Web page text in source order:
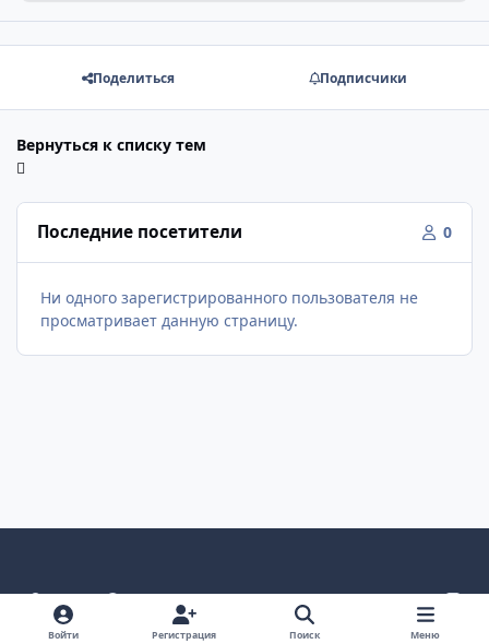
Поделиться Подписчики
Вернуться к списку тем
Последние посетители 0
Ни одного зарегистрированного пользователя не
просматривает данную страницу.
Светлый режим
Темный режим
Как в системе
v
k
Политика конфиденциальности
Войти Регистрация Поиск Меню